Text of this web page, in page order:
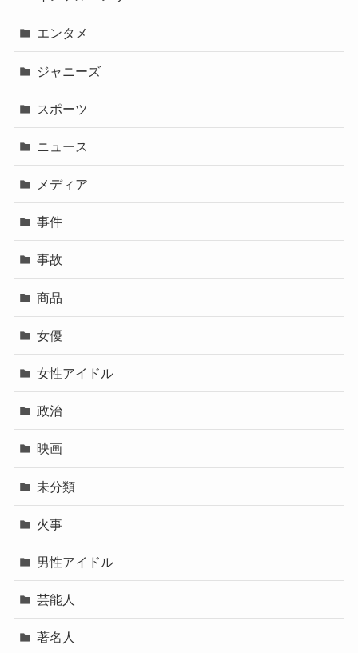
エンタメ
ジャニーズ
スポーツ
ニュース
メディア
事件
事故
商品
女優
女性アイドル
政治
映画
未分類
火事
男性アイドル
芸能人
著名人